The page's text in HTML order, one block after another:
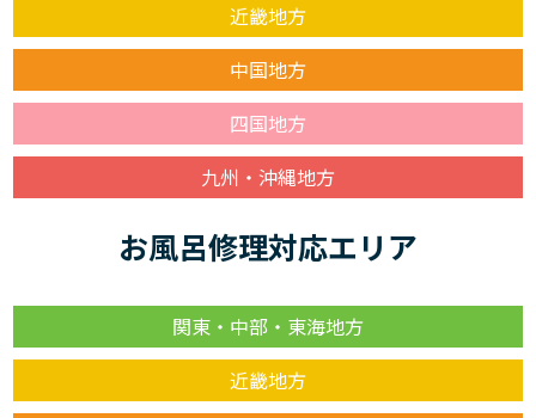
近畿地方
中国地方
四国地方
九州・沖縄地方
お風呂修理対応エリア
関東・中部・東海地方
近畿地方